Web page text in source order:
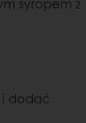
i dodać